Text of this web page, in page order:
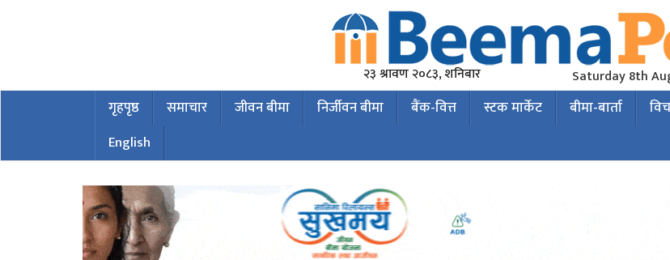
२३ श्रावण २०८३, शनिबार Saturday 8th
गृहपृष्ठ समाचार जीवन बीमा निर्जीवन बीमा बैंक-वित्त स्टक मार्केट बीमा-बार्ता
English